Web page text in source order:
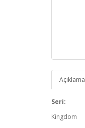
Açıklama
Seri:
Kingdom